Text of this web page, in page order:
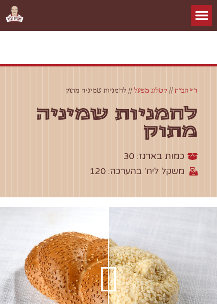
דף הבית // קטלוג מפעל // לחמניות שמיניה מתוק
לחמניות שמיניה
מתוק
כמות בארגז: 30
משקל ליח' בהערכה: 120